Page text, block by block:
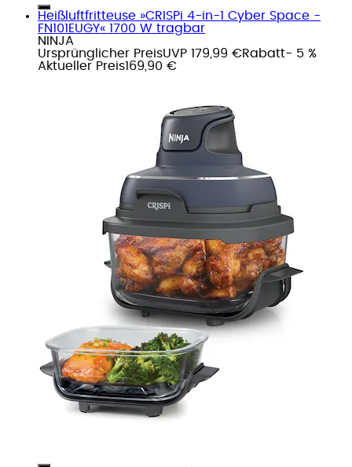
Heißluftfritteuse »CRISPi 4-in-1 Cyber Space -
FN101EUGY« 1700 W tragbar
NINJA
Ursprünglicher PreisUVP 179,99 €Rabatt- 5 %
Aktueller Preis169,90 €